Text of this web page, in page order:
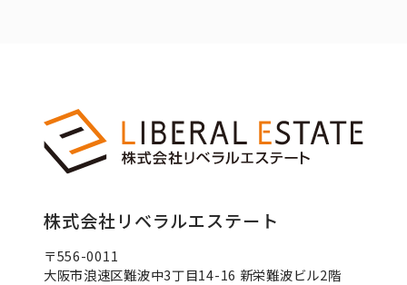
株式会社リベラルエステート
〒556-0011
大阪市浪速区難波中3丁目14-16 新栄難波ビル2階